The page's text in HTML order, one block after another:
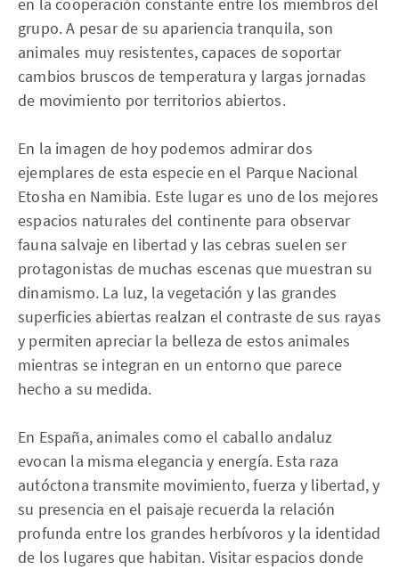
grupo. A pesar de su apariencia tranquila, son
animales muy resistentes, capaces de soportar
cambios bruscos de temperatura y largas jornadas
de movimiento por territorios abiertos.
En la imagen de hoy podemos admirar dos
ejemplares de esta especie en el Parque Nacional
Etosha en Namibia. Este lugar es uno de los mejores
espacios naturales del continente para observar
fauna salvaje en libertad y las cebras suelen ser
protagonistas de muchas escenas que muestran su
dinamismo. La luz, la vegetación y las grandes
superficies abiertas realzan el contraste de sus rayas
y permiten apreciar la belleza de estos animales
mientras se integran en un entorno que parece
hecho a su medida.
En España, animales como el caballo andaluz
evocan la misma elegancia y energía. Esta raza
autóctona transmite movimiento, fuerza y libertad, y
su presencia en el paisaje recuerda la relación
profunda entre los grandes herbívoros y la identidad
de los lugares que habitan. Visitar espacios donde